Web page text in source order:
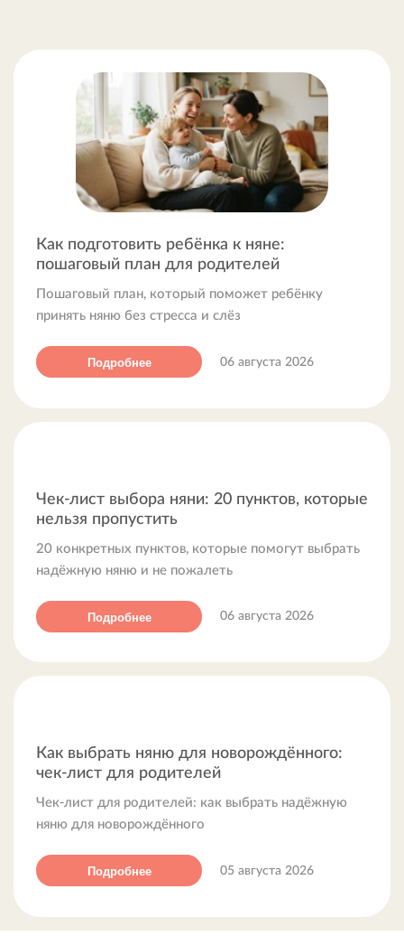
Как подготовить ребёнка к няне:
пошаговый план для родителей
Пошаговый план, который поможет ребёнку
принять няню без стресса и слёз
Подробнее 06 августа 2026
Чек-лист выбора няни: 20 пунктов, которые
нельзя пропустить
20 конкретных пунктов, которые помогут выбрать
надёжную няню и не пожалеть
Подробнее 06 августа 2026
Как выбрать няню для новорождённого:
чек-лист для родителей
Чек-лист для родителей: как выбрать надёжную
няню для новорождённого
Подробнее 05 августа 2026